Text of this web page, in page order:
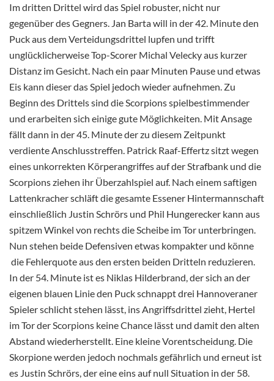
Im dritten Drittel wird das Spiel robuster, nicht nur
gegenüber des Gegners. Jan Barta will in der 42. Minute den
Puck aus dem Verteidungsdrittel lupfen und trifft
unglücklicherweise Top-Scorer Michal Velecky aus kurzer
Distanz im Gesicht. Nach ein paar Minuten Pause und etwas
Eis kann dieser das Spiel jedoch wieder aufnehmen. Zu
Beginn des Drittels sind die Scorpions spielbestimmender
und erarbeiten sich einige gute Möglichkeiten. Mit Ansage
fällt dann in der 45. Minute der zu diesem Zeitpunkt
verdiente Anschlusstreffen. Patrick Raaf-Effertz sitzt wegen
eines unkorrekten Körperangriffes auf der Strafbank und die
Scorpions ziehen ihr Überzahlspiel auf. Nach einem saftigen
Lattenkracher schläft die gesamte Essener Hintermannschaft
einschließlich Justin Schrörs und Phil Hungerecker kann aus
spitzem Winkel von rechts die Scheibe im Tor unterbringen.
Nun stehen beide Defensiven etwas kompakter und könne
die Fehlerquote aus den ersten beiden Dritteln reduzieren.
In der 54. Minute ist es Niklas Hilderbrand, der sich an der
eigenen blauen Linie den Puck schnappt drei Hannoveraner
Spieler schlicht stehen lässt, ins Angriffsdrittel zieht, Hertel
im Tor der Scorpions keine Chance lässt und damit den alten
Abstand wiederherstellt. Eine kleine Vorentscheidung. Die
Skorpione werden jedoch nochmals gefährlich und erneut ist
es Justin Schrörs, der eine eins auf null Situation in der 58.